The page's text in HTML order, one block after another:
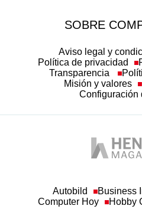
SOBRE
Aviso legal y
Política de privacidad
Transparencia
Misión y valores
Configuración
Autobild
Business
Computer Hoy
Hobby